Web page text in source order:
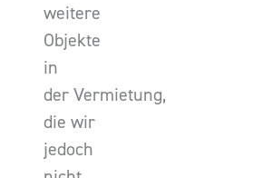
weitere
Objekte
in
der Vermietung,
die wir
jedoch